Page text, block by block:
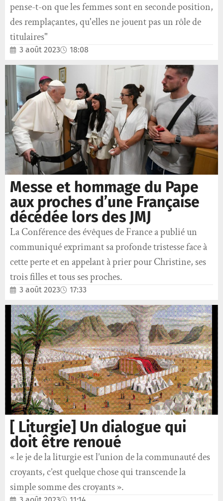
pense-t-on que les femmes sont en seconde position,
des remplaçantes, qu'elles ne jouent pas un rôle de
titulaires"
3 août 2023 18:08
Messe et hommage du Pape
aux proches d’une Française
décédée lors des JMJ
La Conférence des évêques de France a publié un
communiqué exprimant sa profonde tristesse face à
cette perte et en appelant à prier pour Christine, ses
trois filles et tous ses proches.
3 août 2023 17:33
[ Liturgie] Un dialogue qui
doit être renoué
« le je de la liturgie est l’union de la communauté des
croyants, c’est quelque chose qui transcende la
simple somme des croyants ».